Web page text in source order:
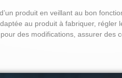
produit en veillant au bon
au produit à fabriquer,
des modifications, assurer